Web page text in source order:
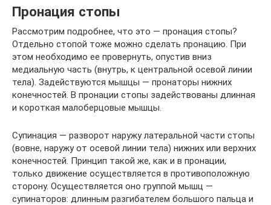
Пронация стопы
Рассмотрим подробнее, что это — пронация стопы?
Отдельно стопой тоже можно сделать пронацию. При
этом необходимо ее провернуть, опустив вниз
медиальную часть (внутрь, к центральной осевой линии
тела). Задействуются мышцы — пронаторы нижних
конечностей. В пронации стопы задействованы длинная
и короткая малоберцовые мышцы.
Супинация — разворот наружу латеральной части стопы
(вовне, наружу от осевой линии тела) нижних или верхних
конечностей. Принцип такой же, как и в пронации,
только движение осуществляется в противоположную
сторону. Осуществляется оно группой мышц —
супинаторов: длинным разгибателем большого пальца и